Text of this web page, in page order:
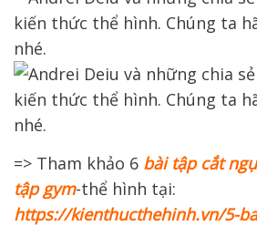
=> Tham khảo 6 bài tập cắt
tập gym-thể hình tại:
https://kienthucthehinh.vn/5-